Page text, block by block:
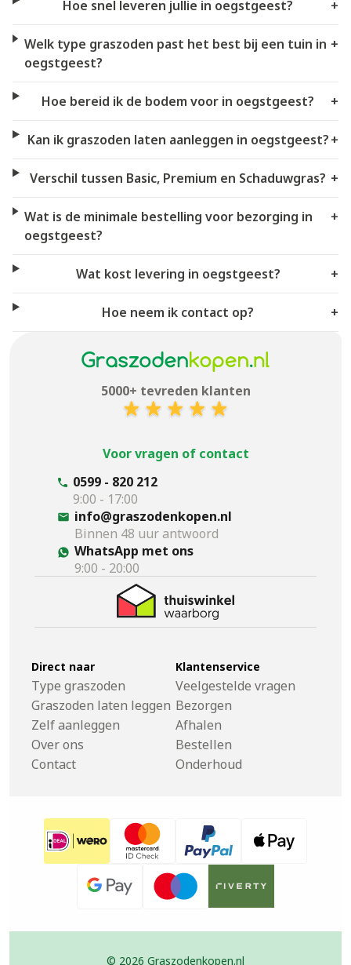
Hoe snel leveren jullie in oegstgeest? +
Welk type graszoden past het best bij een tuin in
oegstgeest?
+
Hoe bereid ik de bodem voor in oegstgeest? +
Kan ik graszoden laten aanleggen in oegstgeest?+
Verschil tussen Basic, Premium en Schaduwgras? +
Wat is de minimale bestelling voor bezorging in
oegstgeest?
+
Wat kost levering in oegstgeest? +
Hoe neem ik contact op? +
5000+ tevreden klanten
Voor vragen of contact
0599 - 820 212
9:00 - 17:00
info@graszodenkopen.nl
Binnen 48 uur antwoord
WhatsApp met ons
9:00 - 20:00
Direct naar
Type graszoden
Graszoden laten leggen
Zelf aanleggen
Over ons
Contact
Klantenservice
Veelgestelde vragen
Bezorgen
Afhalen
Bestellen
Onderhoud
© 2026 Graszodenkopen.nl